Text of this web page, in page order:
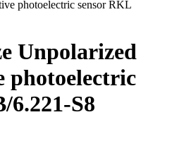
photoelectric sensor RKL
Unpolarized
photoelectric
6.221-S8